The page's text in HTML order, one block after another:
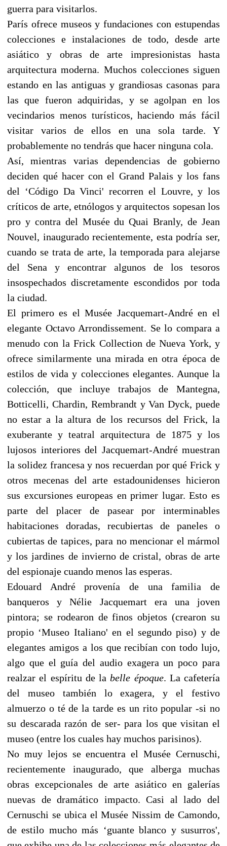
guerra para visitarlos.
París ofrece museos y fundaciones con estupendas
colecciones e instalaciones de todo, desde arte
asiático y obras de arte impresionistas hasta
arquitectura moderna. Muchos colecciones siguen
estando en las antiguas y grandiosas casonas para
las que fueron adquiridas, y se agolpan en los
vecindarios menos turísticos, haciendo más fácil
visitar varios de ellos en una sola tarde. Y
probablemente no tendrás que hacer ninguna cola.
Así, mientras varias dependencias de gobierno
deciden qué hacer con el Grand Palais y los fans
del ‘Código Da Vinci' recorren el Louvre, y los
críticos de arte, etnólogos y arquitectos sopesan los
pro y contra del Musée du Quai Branly, de Jean
Nouvel, inaugurado recientemente, esta podría ser,
cuando se trata de arte, la temporada para alejarse
del Sena y encontrar algunos de los tesoros
insospechados discretamente escondidos por toda
la ciudad.
El primero es el Musée Jacquemart-André en el
elegante Octavo Arrondissement. Se lo compara a
menudo con la Frick Collection de Nueva York, y
ofrece similarmente una mirada en otra época de
estilos de vida y colecciones elegantes. Aunque la
colección, que incluye trabajos de Mantegna,
Botticelli, Chardin, Rembrandt y Van Dyck, puede
no estar a la altura de los recursos del Frick, la
exuberante y teatral arquitectura de 1875 y los
lujosos interiores del Jacquemart-André muestran
la solidez francesa y nos recuerdan por qué Frick y
otros mecenas del arte estadounidenses hicieron
sus excursiones europeas en primer lugar. Esto es
parte del placer de pasear por interminables
habitaciones doradas, recubiertas de paneles o
cubiertas de tapices, para no mencionar el mármol
y los jardines de invierno de cristal, obras de arte
del espionaje cuando menos las esperas.
Edouard André provenía de una familia de
banqueros y Nélie Jacquemart era una joven
pintora; se rodearon de finos objetos (crearon su
propio ‘Museo Italiano' en el segundo piso) y de
elegantes amigos a los que recibían con todo lujo,
algo que el guía del audio exagera un poco para
realzar el espíritu de labelle époque. La cafetería
del museo también lo exagera, y el festivo
almuerzo o té de la tarde es un rito popular -si no
su descarada razón de ser- para los que visitan el
museo (entre los cuales hay muchos parisinos).
No muy lejos se encuentra el Musée Cernuschi,
recientemente inaugurado, que alberga muchas
obras excepcionales de arte asiático en galerías
nuevas de dramático impacto. Casi al lado del
Cernuschi se ubica el Musée Nissim de Camondo,
de estilo mucho más ‘guante blanco y susurros',